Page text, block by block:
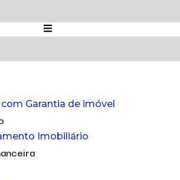
Garantia de imóvel
Imobiliário